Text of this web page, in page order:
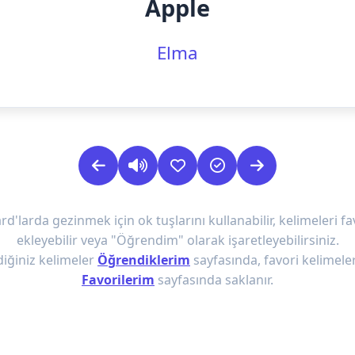
Apple
Elma
gezinmek için ok tuşlarını kullanabilir, kelimeleri
ekleyebilir veya "Öğrendim" olarak işaretleyebilirsiniz.
kelimeler Öğrendiklerim sayfasında, favori
Favorilerim sayfasında saklanır.